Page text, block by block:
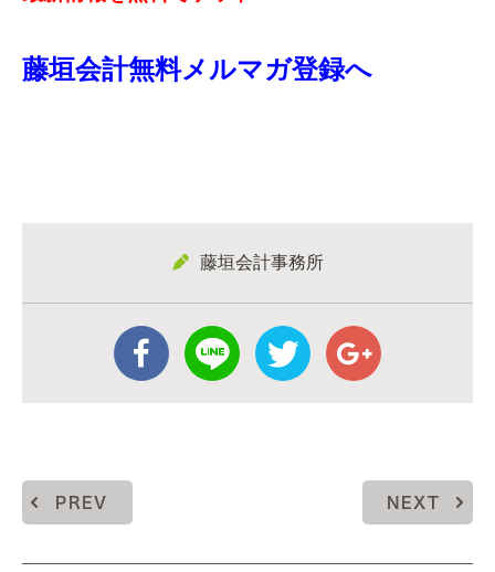
藤垣会計無料メルマガ登録へ
藤垣会計事務所
PREV NEXT